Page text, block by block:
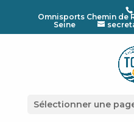
Omnisports Chemin de
Seine
Sélectionner une